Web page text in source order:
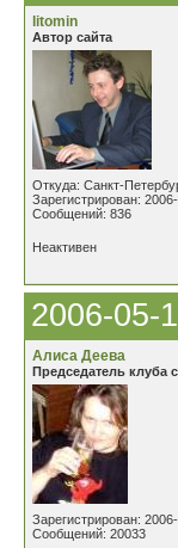
litomin
Автор сайта
Откуда: Санкт-
Зарегистрирован:
Сообщений: 836
Неактивен
2006-05-
Алиса Деева
Председатель клуба
Зарегистрирован:
Сообщений: 20033